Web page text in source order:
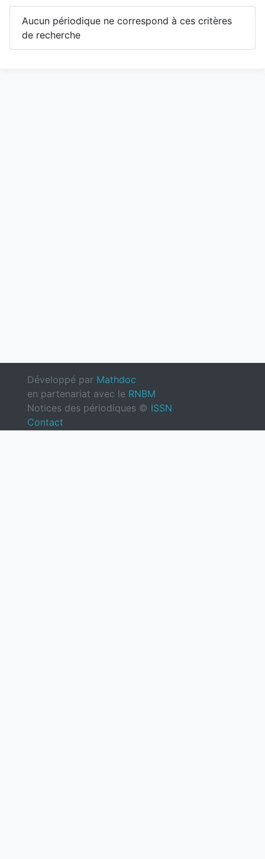
Aucun périodique ne correspond à ces critères
de recherche
Développé par Mathdoc
en partenariat avec le RNBM
Notices des périodiques © ISSN
Contact